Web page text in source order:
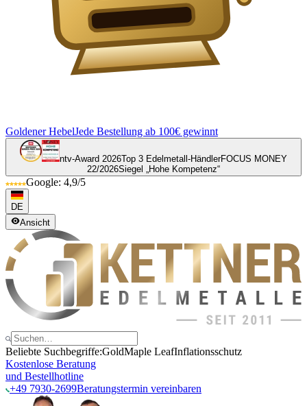
Goldener HebelJede Bestellung ab 100€ gewinnt
ntv-Award 2026Top 3 Edelmetall-HändlerFOCUS MONEY
22/2026Siegel „Hohe Kompetenz“
Google: 4,9/5
DE
Ansicht
Beliebte Suchbegriffe:GoldMaple LeafInflationsschutz
Kostenlose Beratung
und Bestellhotline
+49 7930-2699Beratungstermin vereinbaren